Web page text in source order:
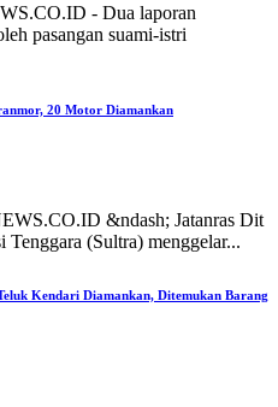
- Dua laporan
pasangan suami-istri
20 Motor Diamankan
&ndash; Jatanras Dit
(Sultra) menggelar...
Kendari Diamankan, Ditemukan Barang